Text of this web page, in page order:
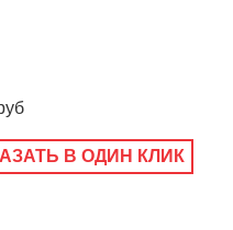
В ОДИН КЛИК